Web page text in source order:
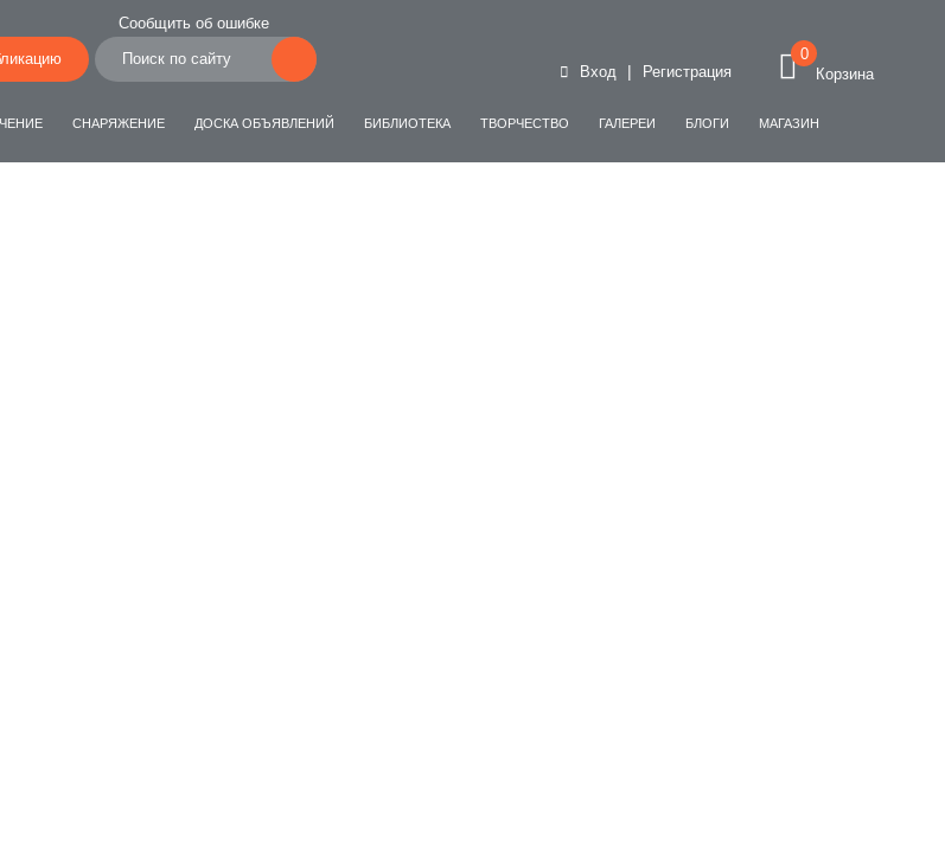
СНАРЯЖЕНИЕ ДОСКА ОБЪЯВЛЕНИЙ БИБЛИОТЕКА ТВОРЧЕСТВО ГАЛЕРЕИ БЛОГИ МАГАЗИН
Сообщить об ошибке
Вход | Регистрация
0
Корзина